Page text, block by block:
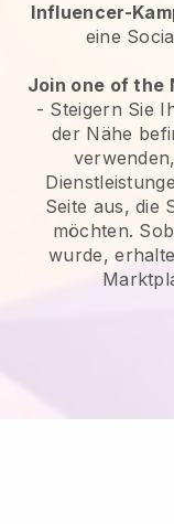
Influencer-
eine
Join one of the
- Steigern Sie
der Nähe
Seite aus, die
möchten.
wurde,